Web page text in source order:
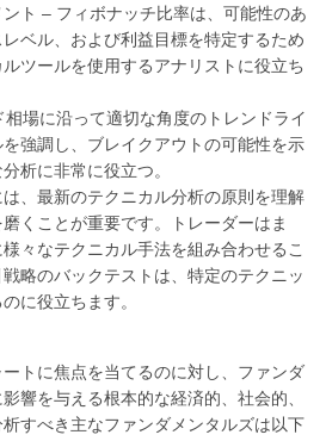
ト – フィボナッチ比率は、可能性のあ
ベル、および利益目標を特定するため
ツールを使用するアナリストに役立ち
相場に沿って適切な角度のトレンドライ
強調し、ブレイクアウトの可能性を示
析に非常に役立つ。
、最新のテクニカル分析の原則を理解
くことが重要です。トレーダーはま
々なテクニカル手法を組み合わせるこ
略のバックテストは、特定のテクニッ
に役立ちます。
トに焦点を当てるのに対し、ファンダ
響を与える根本的な経済的、社会的、
すべき主なファンダメンタルズは以下